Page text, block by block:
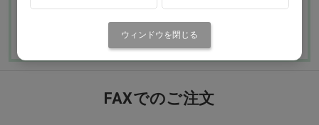
ご利用ガイドを詳しく見
FAXでのご注文
ウィンドウを閉じる